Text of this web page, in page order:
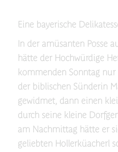
Eine bayerische
In der amüsanten Posse
hätte der Hochwürdige
kommenden Sonntag
der biblischen Sünderin
gewidmet, dann einen
durch seine kleine
am Nachmittag hätte er
geliebten Hollerküacherl